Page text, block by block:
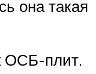
она такая
ОСБ-плит.